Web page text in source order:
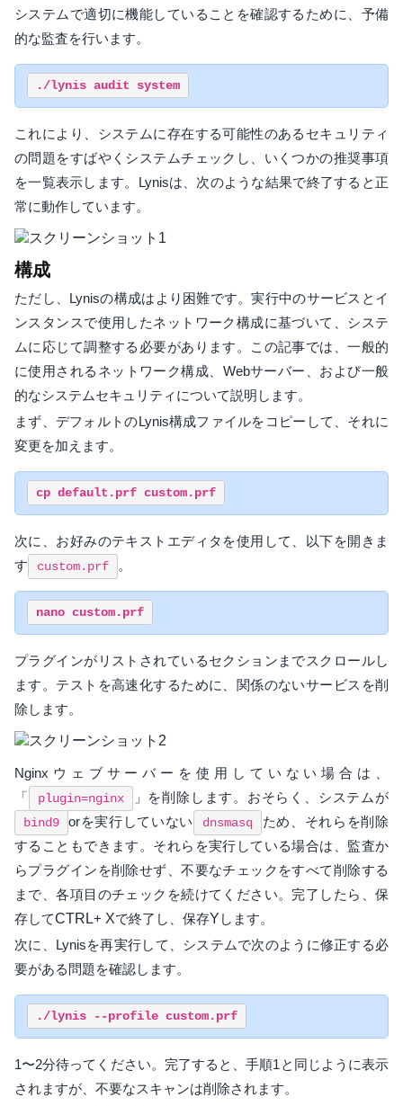
システムで適切に機能していることを確認するために、予備
的な監査を行います。
これにより、システムに存在する可能性のあるセキュリティ
の問題をすばやくシステムチェックし、いくつかの推奨事項
を一覧表示します。Lynisは、次のような結果で終了すると正
常に動作しています。
構成
ただし、Lynisの構成はより困難です。実行中のサービスとイ
ンスタンスで使用したネットワーク構成に基づいて、システ
ムに応じて調整する必要があります。この記事では、一般的
に使用されるネットワーク構成、Webサーバー、および一般
的なシステムセキュリティについて説明します。
まず、デフォルトのLynis構成ファイルをコピーして、それに
変更を加えます。
次に、お好みのテキストエディタを使用して、以下を開きま
す
custom.prf 。
プラグインがリストされているセクションまでスクロールし
ます。テストを高速化するために、関係のないサービスを削
除します。
Nginxウェブサーバーを使用していない場合は、
「
plugin=nginx 」を削除します。おそらく、システムが
bind9 orを実行していない dnsmasq
ため、それらを削除
することもできます。それらを実行している場合は、監査か
らプラグインを削除せず、不要なチェックをすべて削除する
まで、各項目のチェックを続けてください。完了したら、保
存してCTRL+ Xで終了し、保存Y します。
次に、Lynisを再実行して、システムで次のように修正する必
要がある問題を確認します。
1〜2分待ってください。完了すると、手順1と同じように表示
されますが、不要なスキャンは削除されます。